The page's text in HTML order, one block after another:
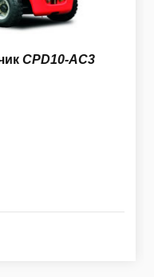
CPD10-AC3